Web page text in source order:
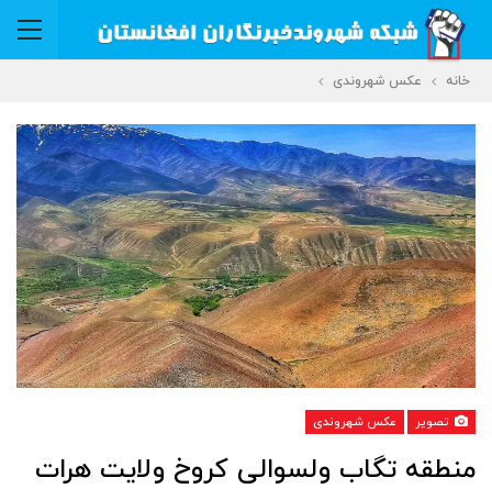
خانه عکس شهروندی
تصویر عکس شهروندی
منطقه تگاب ولسوالی کروخ ولایت هرات